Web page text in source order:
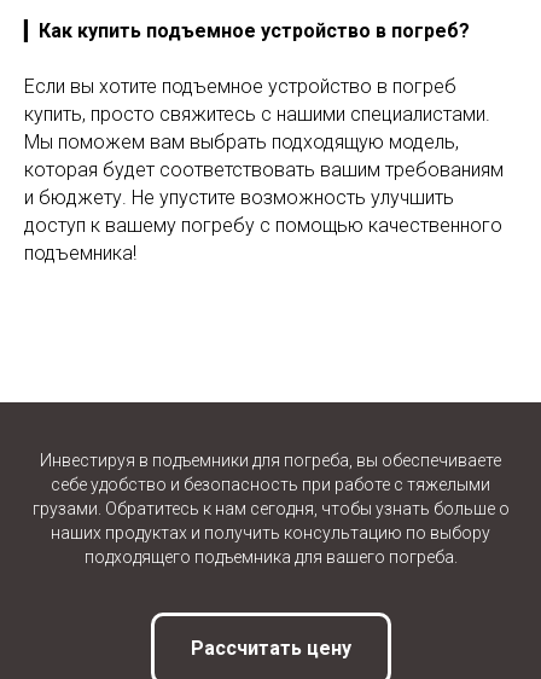
Как купить подъемное устройство в погреб?
Если вы хотите подъемное устройство в погреб
купить, просто свяжитесь с нашими специалистами.
Мы поможем вам выбрать подходящую модель,
которая будет соответствовать вашим требованиям
и бюджету. Не упустите возможность улучшить
доступ к вашему погребу с помощью качественного
подъемника!
Инвестируя в подъемники для погреба, вы обеспечиваете
себе удобство и безопасность при работе с тяжелыми
грузами. Обратитесь к нам сегодня, чтобы узнать больше о
наших продуктах и получить консультацию по выбору
подходящего подъемника для вашего погреба.
Рассчитать цену